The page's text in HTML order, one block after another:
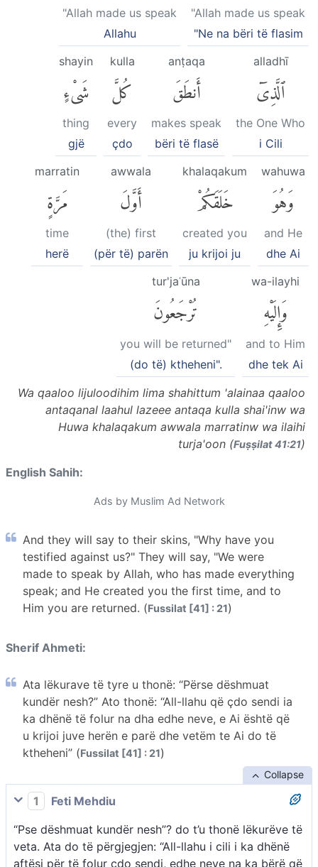
"Allah made us speak
"Ne na bëri të flasim
"Allah made us speak
Allahu
alladhī
ٱلَّذِىٓ
the One Who
i Cili
anṭaqa
أَنطَقَ
makes speak
bëri të flasë
kulla
كُلَّ
every
çdo
shayin
شَىْءٍ
thing
gjë
wahuwa
وَهُوَ
and He
dhe Ai
khalaqakum
خَلَقَكُمْ
created you
ju krijoi ju
awwala
أَوَّلَ
(the) first
(për të) parën
marratin
مَرَّةٍ
time
herë
wa-ilayhi
وَإِلَيْهِ
and to Him
dhe tek Ai
tur'jaʿūna
تُرْجَعُونَ
you will be returned"
(do të) ktheheni".
Wa qaaloo lijuloodihim lima shahittum 'alainaa qaaloo
antaqanal laahul lazeee antaqa kulla shai'inw wa
Huwa khalaqakum awwala marratinw wa ilaihi
turja'oon (Fuṣṣilat 41:21)
English Sahih:
Ads by Muslim Ad Network
And they will say to their skins, "Why have you
testified against us?" They will say, "We were
made to speak by Allah, who has made everything
speak; and He created you the first time, and to
Him you are returned. (Fussilat [41] : 21)
Sherif Ahmeti:
Ata lëkurave të tyre u thonë: “Përse dëshmuat
kundër nesh?” Ato thonë: “All-llahu që çdo sendi ia
ka dhënë të folur na dha edhe neve, e Ai është që
u krijoi juve herën e parë dhe vetëm te Ai do të
ktheheni” (Fussilat [41] : 21)
Collapse
1
Feti Mehdiu
“Pse dëshmuat kundër nesh”? do t’u thonë lëkurëve të
veta. Ata do të përgjegjen: “All-llahu i cili i ka dhënë
aftësi për të folur çdo sendi, edhe neve na ka bërë që